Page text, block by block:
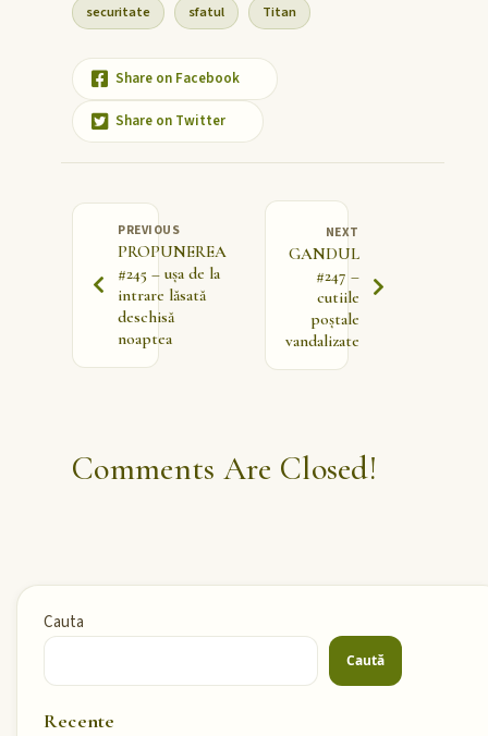
securitate sfatul Titan
Share on Facebook
Share on Twitter
PREVIOUS
PROPUNEREA
#245 – ușa de la
intrare lăsată
deschisă
noaptea
NEXT
GANDUL
#247 –
cutiile
poștale
vandalizate
Comments Are Closed!
Cauta
Caută
Recente